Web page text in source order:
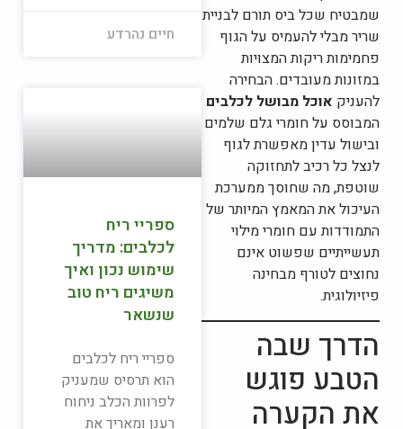
שמבטיח שכל ביס תורם לבניית
שריר מבלי להעמיס על הגוף
פחמימות ריקות המצויות
במזונות מעובדים. הבחירה
להעניק אוכל מבושל לכלבים
המבוסס על חומרי גלם שלמים
ובישול עדין מאפשרת לגוף
לנצל כל רכיב לתחזוקה
שוטפת, מה שחוסך ממערכת
העיכול את המאמץ המיותר של
התמודדות עם חומרי מילוי
תעשייתיים שפשוט אינם
נחוצים לטורף מבחינה
פיזיולוגית.
הדרך שבה
הטבע פוגש
את הקערה
חיים נהרדע
ספריי ריח
לכלבים: מדריך
שימוש נכון ואיך
משיגים ריח טוב
שנשאר
ספריי ריח לכלבים
הוא תרסיס שמעניק
לפרוות הכלב ניחוח
רענן ומאריך את